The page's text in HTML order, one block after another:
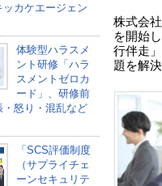
ッカケエージェン
体験型ハラスメ
ント研修「ハラ
スメントゼロカ
ード」、研修前
・怒り・混乱など
「SCS評価制度
（サプライチェ
ーンセキュリテ
株式会
を開始
行伴走
題を解